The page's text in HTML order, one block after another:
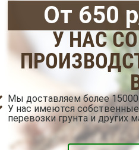
От 650
У НАС
Мы доставляем более
У нас имеются
перевозки грунта и других